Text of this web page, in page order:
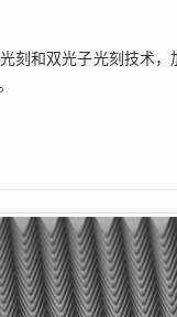
刻和双光子光刻技术，